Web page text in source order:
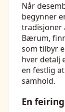
Når
begynner
tradisjoner
Bærum,
som tilbyr
hver detalj
en festlig
samhold.
En